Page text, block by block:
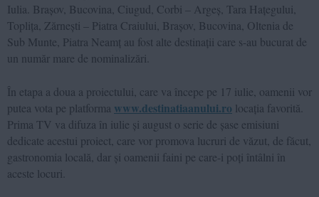
Iulia. Brașov, Bucovina, Ciugud, Corbi – Argeș, Tara Hațegului,
Toplița, Zărnești – Piatra Craiului, Brașov, Bucovina, Oltenia de
Sub Munte, Piatra Neamț au fost alte destinații care s-au bucurat de
un număr mare de nominalizări.
În etapa a doua a proiectului, care va începe pe 17 iulie, oamenii vor
putea vota pe platforma www.destinatiaanului.ro locația favorită.
Prima TV va difuza în iulie și august o serie de șase emisiuni
dedicate acestui proiect, care vor promova lucruri de văzut, de făcut,
gastronomia locală, dar și oamenii faini pe care-i poți întâlni în
aceste locuri.